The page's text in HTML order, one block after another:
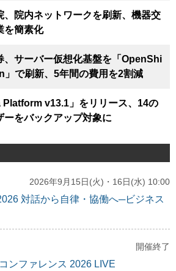
、院内ネットワークを刷新、機器交
を簡素化
、サーバー仮想化基盤を「OpenShi
で刷新、5年間の費用を2割減
Platform v13.1」をリリース、14の
ーをバックアップ対象に
2026年9月15日(火)・16日(水) 10:00
対話から自律・協働へ─ビジネス
開催終了
ンファレンス 2026 LIVE